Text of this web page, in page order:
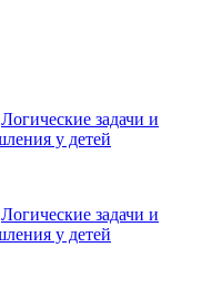
Логические задачи и
у детей
Логические задачи и
у детей